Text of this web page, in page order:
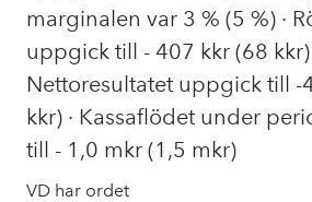
marginalen var 3 % (5 %) ·
uppgick till - 407 kkr (68 kkr)
Nettoresultatet uppgick till -
kkr) · Kassaflödet under
till - 1,0 mkr (1,5 mkr)
VD har ordet